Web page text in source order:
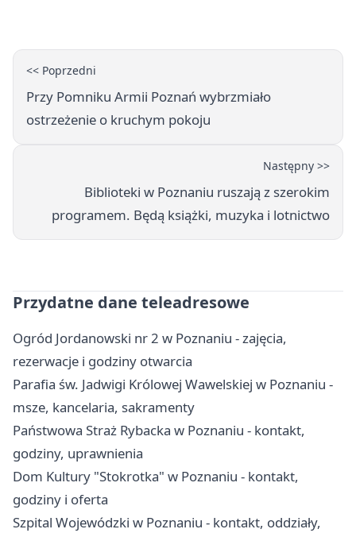
<< Poprzedni
Przy Pomniku Armii Poznań wybrzmiało
ostrzeżenie o kruchym pokoju
Następny >>
Biblioteki w Poznaniu ruszają z szerokim
programem. Będą książki, muzyka i lotnictwo
Przydatne dane teleadresowe
Ogród Jordanowski nr 2 w Poznaniu - zajęcia,
rezerwacje i godziny otwarcia
Parafia św. Jadwigi Królowej Wawelskiej w Poznaniu -
msze, kancelaria, sakramenty
Państwowa Straż Rybacka w Poznaniu - kontakt,
godziny, uprawnienia
Dom Kultury "Stokrotka" w Poznaniu - kontakt,
godziny i oferta
Szpital Wojewódzki w Poznaniu - kontakt, oddziały,